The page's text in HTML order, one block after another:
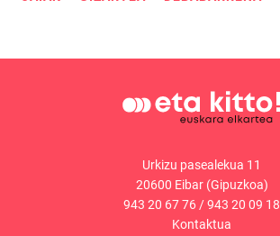
Urkizu pasealekua 11
20600 Eibar (Gipuzkoa)
943 20 67 76 /943 20 09 18
Kontaktua